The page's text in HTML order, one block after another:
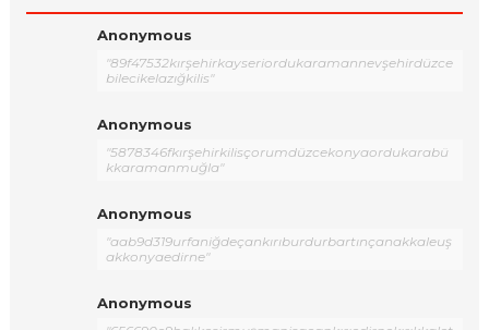
Anonymous
"89f47532kırşehirkayseriordukaramannevşehirdüzce
bilecikelazığkilis"
Anonymous
"5878346fkırşehirkilisçorumdüzcekonyaordukarabü
kkaramanmuğla"
Anonymous
"aab9d319urfaniğdeçankırıburdurbartınçanakkaleuş
akkonyaedirne"
Anonymous